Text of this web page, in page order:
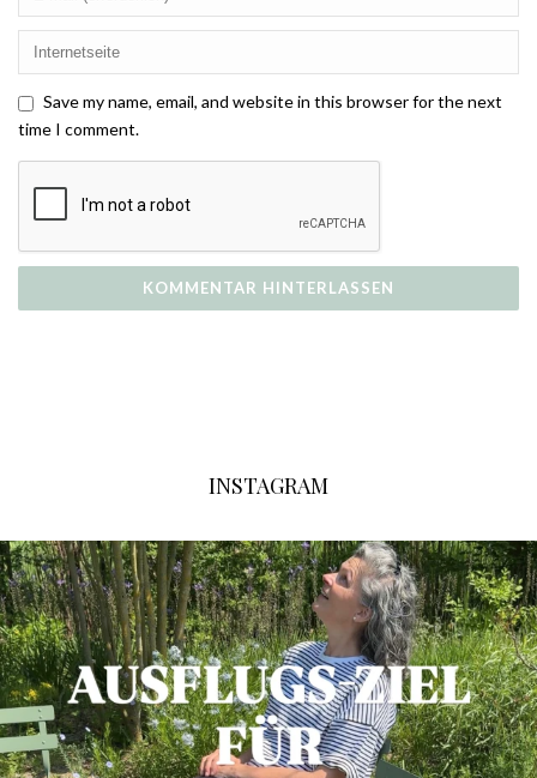
Save my name, email, and website in this browser for the next
time I comment.
INSTAGRAM